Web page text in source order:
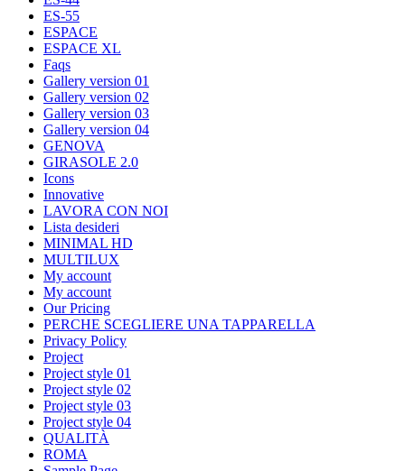
ES-55
ESPACE
ESPACE XL
Faqs
Gallery version 01
Gallery version 02
Gallery version 03
Gallery version 04
GENOVA
GIRASOLE 2.0
Icons
Innovative
LAVORA CON NOI
Lista desideri
MINIMAL HD
MULTILUX
My account
My account
Our Pricing
PERCHE SCEGLIERE UNA TAPPARELLA
Privacy Policy
Project
Project style 01
Project style 02
Project style 03
Project style 04
QUALITÀ
ROMA